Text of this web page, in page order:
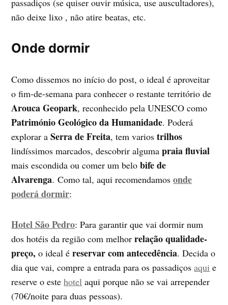
não deixe lixo , não atire beatas, etc.
Onde dormir
Como dissemos no início do post, o ideal é aproveitar
o fim-de-semana para conhecer o restante território de
Arouca Geopark, reconhecido pela UNESCO como
Património Geológico da Humanidade. Poderá
explorar aSerra de Freita, tem variostrilhos
lindíssimos marcados, descobrir algumapraia fluvial
mais escondida ou comer um belobife de
Alvarenga. Como tal, aqui recomendamosonde
poderá dormir:
Hotel São Pedro: Para garantir que vai dormir num
dos hotéis da região com melhorrelação qualidade-
preço, o ideal éreservar com antecedência. Decida o
dia que vai, compre a entrada para os passadiçosaqui e
reserve o estehotel aqui porque não se vai arrepender
(70€/noite para duas pessoas).